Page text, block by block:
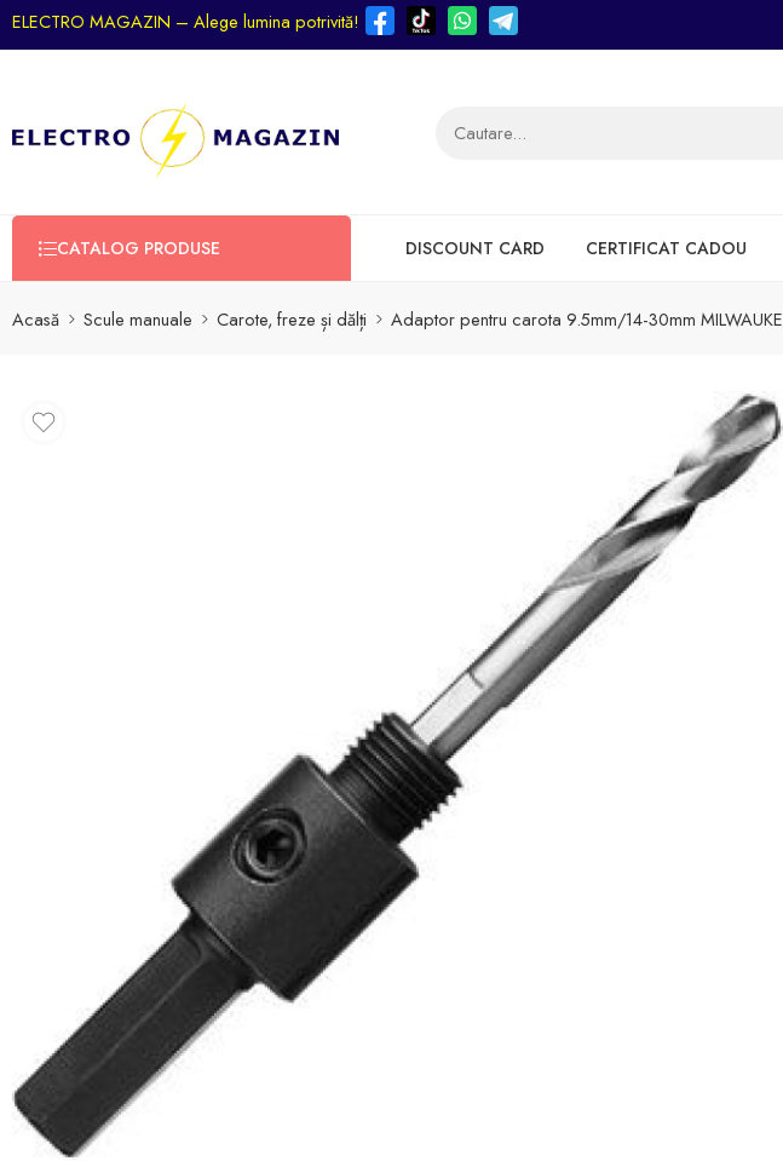
ELECTRO MAGAZIN – Alege lumina potrivită!
CATALOG PRODUSE DISCOUNT CARD CERTIFICAT CADOU
Acasă Scule manuale Carote, freze și dălți Adaptor pentru carota 9.5mm/14-30mm MILWAUKE